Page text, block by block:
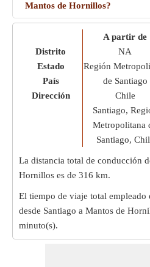
Mantos de Hornillos?
Distrito
Estado
País
Dirección
A partir de
NA
Región
de Santiago
Chile
Santiago,
Metropolitana
Santiago,
La distancia total de conducción
Hornillos es de 316 km.
El tiempo de viaje total
desde Santiago a Mantos de
minuto(s).